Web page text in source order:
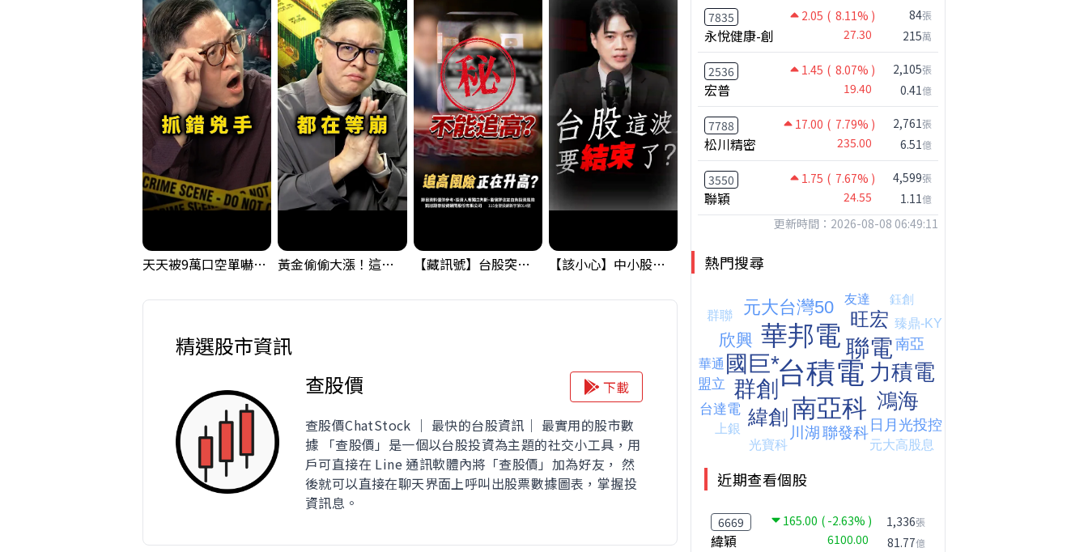
天天被9萬口空單嚇，其實你盯錯地方了｜Mr.Jimmy高志銘 #台股 #外資期貨 #融資 黃金偷偷大漲！這才是決定台股生死的「真風向球」！｜Mr.Jimmy高志銘 #黃金 #美元指數 #聯準會 【藏訊號】台股突破季線，週一我提醒了這個關鍵訊號 【該小心】中小股派對結束 ? 關鍵訊號都指向...
精選股市資訊
查股價
下載
查股價ChatStock ｜ 最快的台股資訊｜ 最實用的股市數
據 「查股價」是一個以台股投資為主題的社交小工具，用
戶可直接在 Line 通訊軟體內將「查股價」加為好友， 然
後就可以直接在聊天界面上呼叫出股票數據圖表，掌握投
資訊息。
7835 2.05 ( 8.11% )
永悅健康-創 27.30
84張
215萬
2536 1.45 ( 8.07% )
宏普 19.40
2,105張
0.41億
7788 17.00 ( 7.79% )
松川精密 235.00
2,761張
6.51億
3550 1.75 ( 7.67% )
聯穎 24.55
4,599張
1.11億
更新時間：2026-08-08 06:49:11
熱門搜尋
近期查看個股
6669 165.00 ( -2.63% )
緯穎 6100.00
1,336張
81.77億